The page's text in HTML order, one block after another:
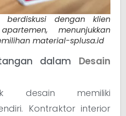
berdiskusi dengan klien
menunjukkan
material-splusa.id
dalam Desain
desain memiliki
Kontraktor interior